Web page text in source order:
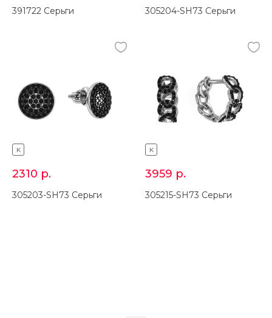
391722 Серьги 305204-SH73 Серьги
K
2310 р.
305203-SH73 Серьги
K
3959 р.
305215-SH73 Серьги